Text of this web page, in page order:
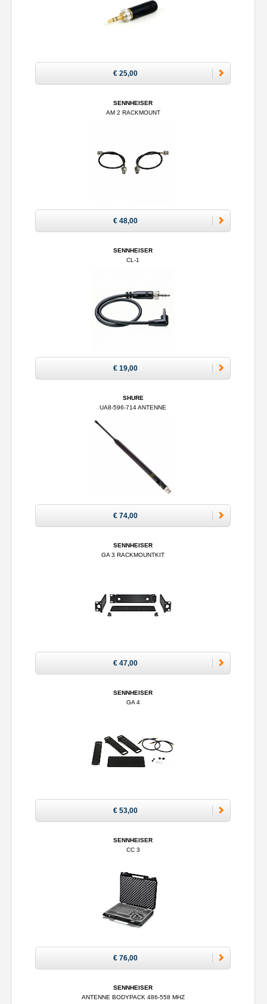
€ 25,00
SENNHEISER
AM 2 RACKMOUNT
€ 48,00
SENNHEISER
CL-1
€ 19,00
SHURE
UA8-596-714 ANTENNE
€ 74,00
SENNHEISER
GA 3 RACKMOUNTKIT
€ 47,00
SENNHEISER
GA 4
€ 53,00
SENNHEISER
CC 3
€ 76,00
SENNHEISER
ANTENNE BODYPACK 486-558 MHZ